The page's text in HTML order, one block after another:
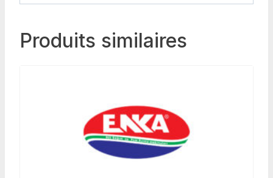
Produits similaires